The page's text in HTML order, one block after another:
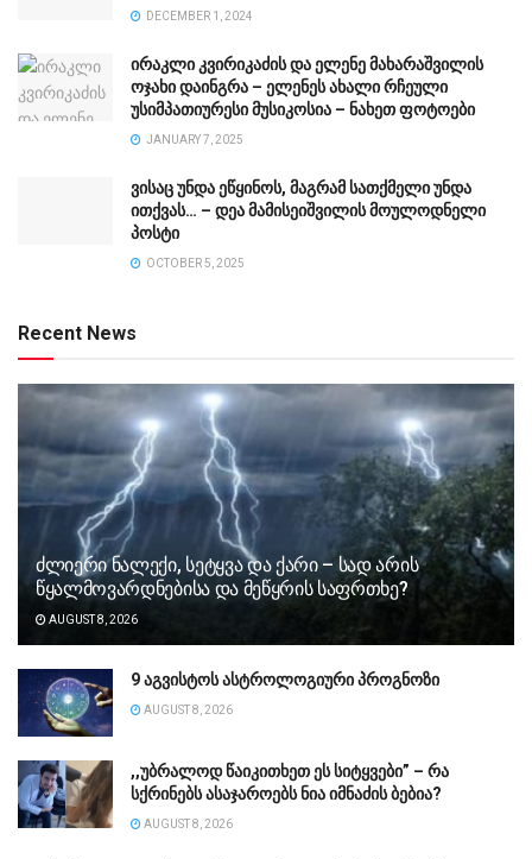
DECEMBER 1, 2024
ირაკლი კვირიკაძის და ელენე მახარაშვილის
ოჯახი დაინგრა – ელენეს ახალი რჩეული
უსიმპათიურესი მუსიკოსია – ნახეთ ფოტოები
JANUARY 7, 2025
ვისაც უნდა ეწყინოს, მაგრამ სათქმელი უნდა
ითქვას… – დეა მამისეიშვილის მოულოდნელი
პოსტი
OCTOBER 5, 2025
Recent News
ძლიერი ნალექი, სეტყვა და ქარი – სად არის
წყალმოვარდნებისა და მეწყრის საფრთხე?
AUGUST 8, 2026
9 აგვისტოს ასტროლოგიური პროგნოზი
AUGUST 8, 2026
,,უბ­რა­ლოდ წა­ი­კი­თხეთ ეს სი­ტყვე­ბი” – რა
სქრინებს ასაჯაროებს ნია იმნაძის ბებია?
AUGUST 8, 2026